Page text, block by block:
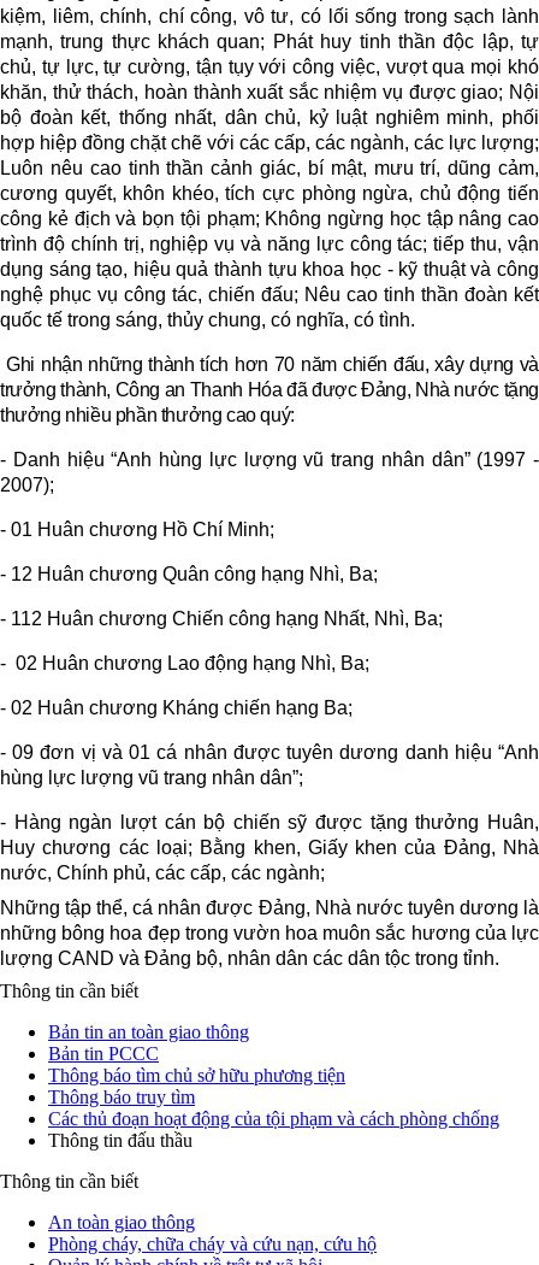
kiệm, liêm, chính, chí công, vô tư, có lối sống trong sạch lành
mạnh, trung thực khách quan; Phát huy tinh thần độc lập, tự
chủ, tự lực, tự cường, tận tụy với công việc, vượt qua mọi khó
khăn, thử thách, hoàn thành xuất sắc nhiệm vụ được giao; Nội
bộ đoàn kết, thống nhất, dân chủ, kỷ luật nghiêm minh, phối
hợp hiệp đồng chặt chẽ với các cấp, các ngành, các lực lượng;
Luôn nêu cao tinh thần cảnh giác, bí mật, mưu trí, dũng cảm,
cương quyết, khôn khéo, tích cực phòng ngừa, chủ động tiến
công kẻ địch và bọn tội phạm; Không ngừng học tập nâng cao
trình độ chính trị, nghiệp vụ và năng lực công tác; tiếp thu, vận
dụng sáng tạo, hiệu quả thành tựu khoa học - kỹ thuật và công
nghệ phục vụ công tác, chiến đấu; Nêu cao tinh thần đoàn kết
quốc tế trong sáng, thủy chung, có nghĩa, có tình.
Ghi nhận những thành tích hơn 70 năm chiến đấu, xây dựng và
trưởng thành, Công an Thanh Hóa đã được Đảng, Nhà nước tặng
thưởng nhiều phần thưởng cao quý:
- Danh hiệu “Anh hùng lực lượng vũ trang nhân dân” (1997 -
2007);
- 01 Huân chương Hồ Chí Minh;
- 12 Huân chương Quân công hạng Nhì, Ba;
- 112 Huân chương Chiến công hạng Nhất, Nhì, Ba;
- 02 Huân chương Lao động hạng Nhì, Ba;
- 02 Huân chương Kháng chiến hạng Ba;
- 09 đơn vị và 01 cá nhân được tuyên dương danh hiệu “Anh
hùng lực lượng vũ trang nhân dân”;
- Hàng ngàn lượt cán bộ chiến sỹ được tặng thưởng Huân,
Huy chương các loại; Bằng khen, Giấy khen của Đảng, Nhà
nước, Chính phủ, các cấp, các ngành;
Những tập thể, cá nhân được Đảng, Nhà nước tuyên dương là
những bông hoa đẹp trong vườn hoa muôn sắc hương của lực
lượng CAND và Đảng bộ, nhân dân các dân tộc trong tỉnh.
Thông tin cần biết
Bản tin an toàn giao thông
Bản tin PCCC
Thông báo tìm chủ sở hữu phương tiện
Thông báo truy tìm
Các thủ đoạn hoạt động của tội phạm và cách phòng chống
Thông tin đấu thầu
Thông tin cần biết
An toàn giao thông
Phòng cháy, chữa cháy và cứu nạn, cứu hộ